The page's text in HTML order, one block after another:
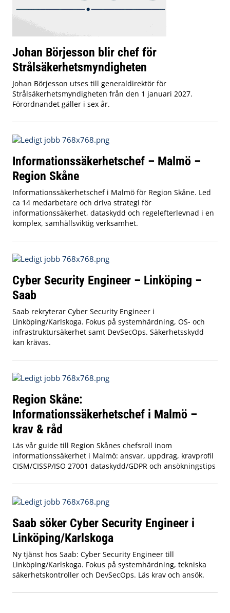
Johan Börjesson blir chef för
Strålsäkerhetsmyndigheten
Johan Börjesson utses till generaldirektör för
Strålsäkerhetsmyndigheten från den 1 januari 2027.
Förordnandet gäller i sex år.
Informationssäkerhetschef – Malmö –
Region Skåne
Informationssäkerhetschef i Malmö för Region Skåne. Led
ca 14 medarbetare och driva strategi för
informationssäkerhet, dataskydd och regelefterlevnad i en
komplex, samhällsviktig verksamhet.
Cyber Security Engineer – Linköping –
Saab
Saab rekryterar Cyber Security Engineer i
Linköping/Karlskoga. Fokus på systemhärdning, OS- och
infrastruktursäkerhet samt DevSecOps. Säkerhetsskydd
kan krävas.
Region Skåne:
Informationssäkerhetschef i Malmö –
krav & råd
Läs vår guide till Region Skånes chefsroll inom
informationssäkerhet i Malmö: ansvar, uppdrag, kravprofil
CISM/CISSP/ISO 27001 dataskydd/GDPR och ansökningstips
Saab söker Cyber Security Engineer i
Linköping/Karlskoga
Ny tjänst hos Saab: Cyber Security Engineer till
Linköping/Karlskoga. Fokus på systemhärdning, tekniska
säkerhetskontroller och DevSecOps. Läs krav och ansök.